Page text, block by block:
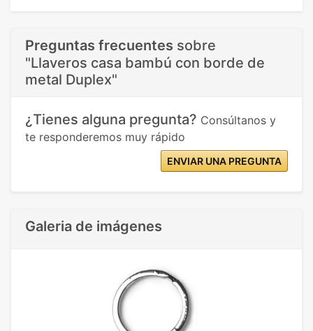
Preguntas frecuentes sobre
"Llaveros casa bambú con borde de
metal Duplex"
¿Tienes alguna pregunta? Consúltanos y
te responderemos muy rápido
ENVIAR UNA PREGUNTA
Galeria de imágenes